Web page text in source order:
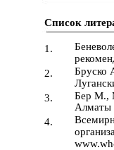
Список
1.
2.
Бруско
3.
Бер М.,
Алматы
4.